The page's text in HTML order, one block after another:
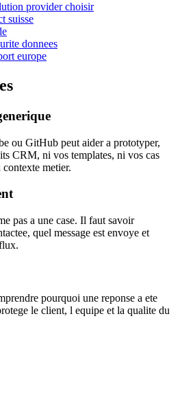
provider choisir
suisse
donnees
europe
ou GitHub peut aider a prototyper,
CRM, ni vos templates, ni vos cas
metier.
pas a une case. Il faut savoir
quel message est envoye et
pourquoi une reponse a ete
le client, l equipe et la qualite du